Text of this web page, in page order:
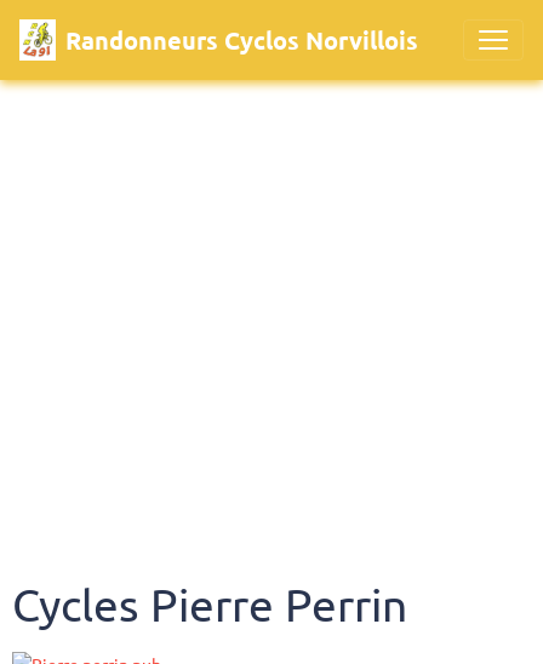
Randonneurs Cyclos Norvillois
Cycles Pierre Perrin